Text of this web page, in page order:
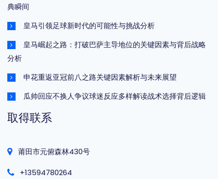
典瞬间
皇马引领足球新时代的可能性与挑战分析
皇马崛起之路：打破巴萨主导地位的关键因素与背后战略
分析
申花重返亚冠前八之路关键因素解析与未来展望
瓜帅回应不换人争议球迷反应多样解读战术选择背后逻辑
取得联系
莆田市元俯森林430号
+13594780264